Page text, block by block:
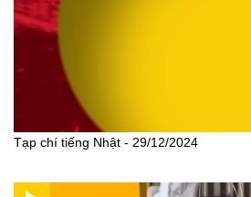
Tạp chí tiếng Nhật - 29/12/2024